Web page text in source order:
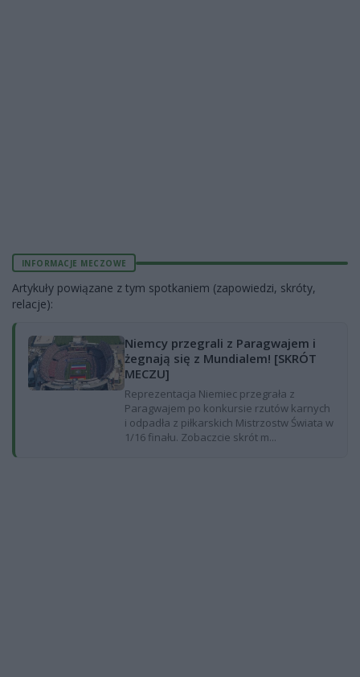
INFORMACJE MECZOWE
Artykuły powiązane z tym spotkaniem (zapowiedzi, skróty,
relacje):
Niemcy przegrali z Paragwajem i
żegnają się z Mundialem! [SKRÓT
MECZU]
Reprezentacja Niemiec przegrała z
Paragwajem po konkursie rzutów karnych
i odpadła z piłkarskich Mistrzostw Świata w
1/16 finału. Zobaczcie skrót m...